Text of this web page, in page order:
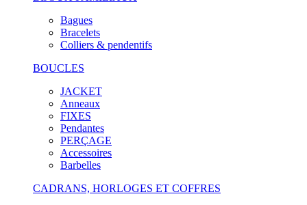
Bagues
Bracelets
Colliers & pendentifs
BOUCLES
JACKET
Anneaux
FIXES
Pendantes
PERÇAGE
Accessoires
Barbelles
CADRANS, HORLOGES ET COFFRES